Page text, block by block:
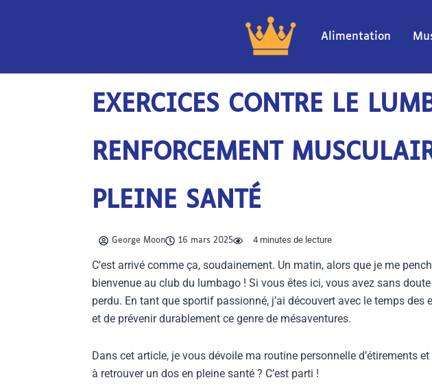
Alimentation
EXERCICES CONTRE LE
RENFORCEMENT
PLEINE SANTÉ
George Moon 16 mars 2025 4 minutes de lecture
C’est arrivé comme ça, soudainement. Un matin, alors que je me
bienvenue au club du lumbago ! Si vous êtes ici, vous avez sans
perdu. En tant que sportif passionné, j’ai découvert avec le temps
et de prévenir durablement ce genre de mésaventures.
Dans cet article, je vous dévoile ma routine personnelle d’étirements
à retrouver un dos en pleine santé ? C’est parti !